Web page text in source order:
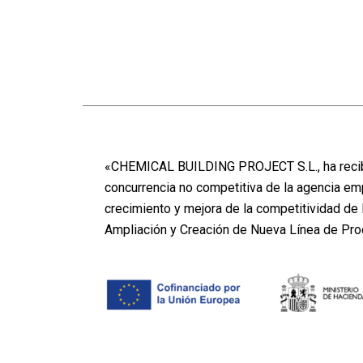
«CHEMICAL BUILDING PROJECT S.L., ha
concurrencia no competitiva de la agencia
crecimiento y mejora de la competitividad
Ampliación y Creación de Nueva Línea de